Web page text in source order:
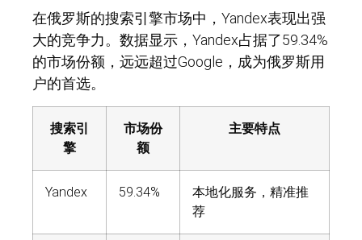
在俄罗斯的搜索引擎市场中，Yandex表现出强
大的竞争力。数据显示，Yandex占据了59.34%
的市场份额，远远超过Google，成为俄罗斯用
户的首选。
搜索引
擎
市场份
额
主要特点
Yandex 59.34%
本地化服务，精准推
荐